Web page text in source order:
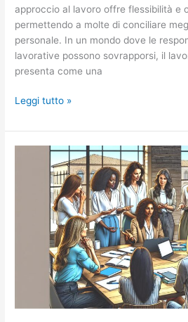
approccio al lavoro offre flessibilità e
permettendo a molte di conciliare
personale. In un mondo dove le
lavorative possono sovrapporsi, il
presenta come una
Smart
per
le
Vantaggi,
Soluzioni
Lavorativo
Leggi tutto »